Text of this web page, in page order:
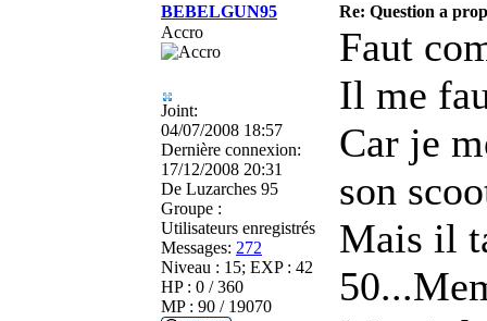
BEBELGUN95
Re: Question a
Accro
Joint:
04/07/2008 18:57
Dernière connexion:
17/12/2008 20:31
De Luzarches 95
Groupe :
Utilisateurs enregistrés
Messages: 272
Niveau : 15; EXP : 42
HP : 0 / 360
MP : 90 / 19070
Faut
Il me
Car je
son
Mais il